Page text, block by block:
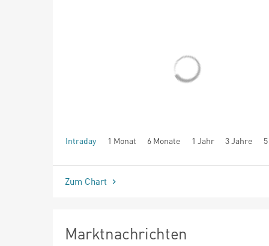
Intraday 1 Monat 6 Monate 1 Jahr 3 Jahre
seit Beginn
Zum Chart
Marktnachrichten